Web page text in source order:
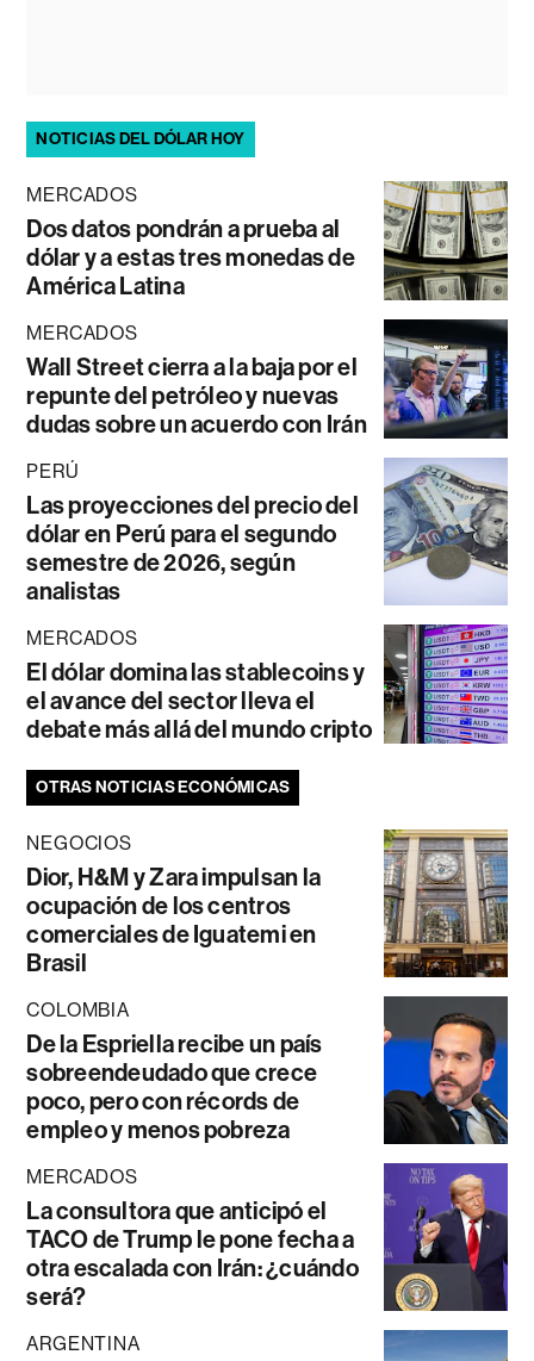
NOTICIAS DEL DÓLAR HOY
MERCADOS
Dos datos pondrán a prueba al
dólar y a estas tres monedas de
América Latina
MERCADOS
Wall Street cierra a la baja por el
repunte del petróleo y nuevas
dudas sobre un acuerdo con Irán
PERÚ
Las proyecciones del precio del
dólar en Perú para el segundo
semestre de 2026, según
analistas
MERCADOS
El dólar domina las stablecoins y
el avance del sector lleva el
debate más allá del mundo cripto
OTRAS NOTICIAS ECONÓMICAS
NEGOCIOS
Dior, H&M y Zara impulsan la
ocupación de los centros
comerciales de Iguatemi en
Brasil
COLOMBIA
De la Espriella recibe un país
sobreendeudado que crece
poco, pero con récords de
empleo y menos pobreza
MERCADOS
La consultora que anticipó el
TACO de Trump le pone fecha a
otra escalada con Irán: ¿cuándo
será?
ARGENTINA